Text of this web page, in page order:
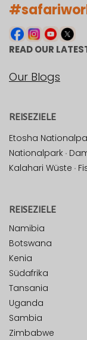
READ OUR
Our Blogs
REISEZIELE
Etosha
Nationalpark ·
Kalahari Wüste ·
REISEZIELE
Namibia
Botswana
Kenia
Südafrika
Tansania
Uganda
Sambia
Zimbabwe